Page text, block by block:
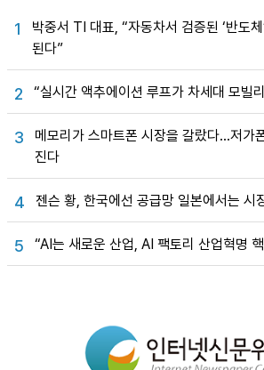
1
박중서 TI 대표, “자동차서 검증된 ‘반도
된다”
2 “실시간 액추에이션 루프가 차세대 모빌
3
메모리가 스마트폰 시장을 갈랐다…저가
진다
4 젠슨 황, 한국에선 공급망 일본에서는 시
5 “AI는 새로운 산업, AI 팩토리 산업혁명